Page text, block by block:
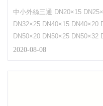
中小外絲三通 DN20×15
DN32×25 DN40×15 DN40×20
DN50×20 DN50×25 DN50×32
DN65×25...
2020-08-08